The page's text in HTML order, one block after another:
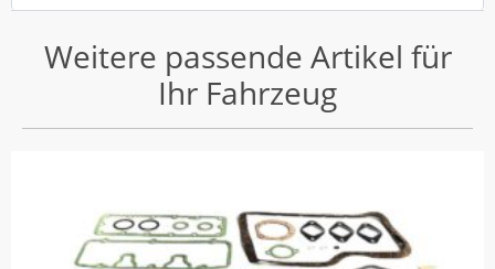
Weitere passende Artikel für
Ihr Fahrzeug